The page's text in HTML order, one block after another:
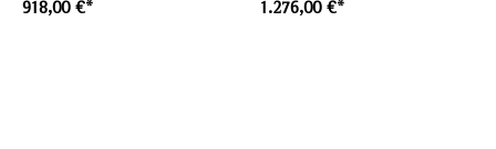
918,00 €* 1.276,00 €*